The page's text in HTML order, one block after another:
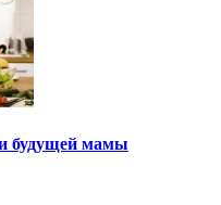
будущей мамы